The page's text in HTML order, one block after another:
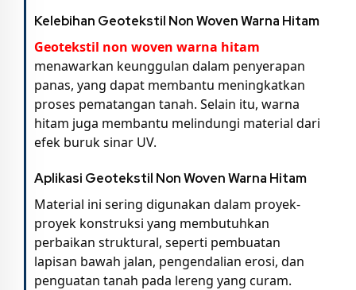
Kelebihan Geotekstil Non Woven Warna Hitam
Geotekstil non woven warna hitam
menawarkan keunggulan dalam penyerapan
panas, yang dapat membantu meningkatkan
proses pematangan tanah. Selain itu, warna
hitam juga membantu melindungi material dari
efek buruk sinar UV.
Aplikasi Geotekstil Non Woven Warna Hitam
Material ini sering digunakan dalam proyek-
proyek konstruksi yang membutuhkan
perbaikan struktural, seperti pembuatan
lapisan bawah jalan, pengendalian erosi, dan
penguatan tanah pada lereng yang curam.